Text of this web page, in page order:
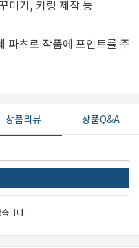
미기, 키링 제작 등
파츠로 작품에 포인트를 주
상품리뷰 상품Q&A
니다.